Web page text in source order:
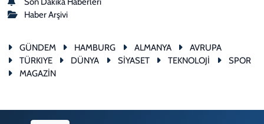
Haber Arşivi
GÜNDEM HAMBURG ALMANYA
AVRUPA
TÜRKIYE
DÜNYA SİYASET TEKNOLOJİ
SPOR
MAGAZİN